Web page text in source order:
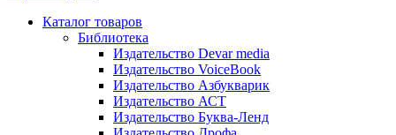
Каталог товаров
Библиотека
Издательство Devar media
Издательство VoiceBook
Издательство Азбукварик
Издательство АСТ
Издательство Буква-Ленд